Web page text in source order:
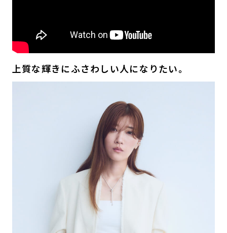
上質な輝きにふさわしい人になりたい。